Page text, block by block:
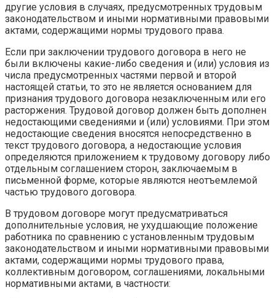
другие условия в случаях, предусмотренных трудовым
законодательством и иными нормативными правовыми
актами, содержащими нормы трудового права.
Если при заключении трудового договора в него не
были включены какие-либо сведения и (или) условия из
числа предусмотренных частями первой и второй
настоящей статьи, то это не является основанием для
признания трудового договора незаключенным или его
расторжения. Трудовой договор должен быть дополнен
недостающими сведениями и (или) условиями. При этом
недостающие сведения вносятся непосредственно в
текст трудового договора, а недостающие условия
определяются приложением к трудовому договору либо
отдельным соглашением сторон, заключаемым в
письменной форме, которые являются неотъемлемой
частью трудового договора.
В трудовом договоре могут предусматриваться
дополнительные условия, не ухудшающие положение
работника по сравнению с установленным трудовым
законодательством и иными нормативными правовыми
актами, содержащими нормы трудового права,
коллективным договором, соглашениями, локальными
нормативными актами, в частности: